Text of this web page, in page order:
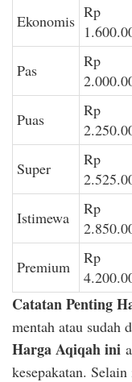
Ekonomis Rp
Pas
Rp
Puas
Rp
Super
Rp
Istimewa
Rp
Premium
Rp
Catatan Penting
mentah atau sudah
Harga Aqiqah ini
kesepakatan.